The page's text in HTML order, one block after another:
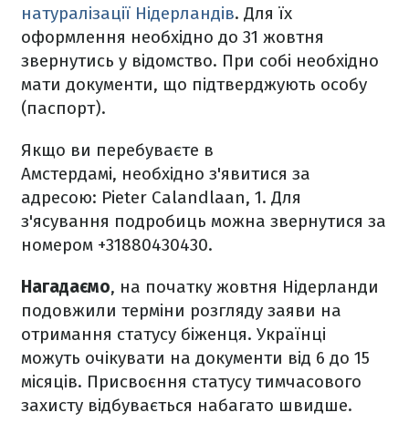
натуралізації Нідерландів. Для їх
оформлення необхідно до 31 жовтня
звернутись у відомство. При собі необхідно
мати документи, що підтверджують особу
(паспорт).
Якщо ви перебуваєте в
Амстердамі, необхідно з'явитися за
адресою: Pieter Calandlaan, 1. Для
з'ясування подробиць можна звернутися за
номером +31880430430.
Нагадаємо, на початку жовтня Нідерланди
подовжили терміни розгляду заяви на
отримання статусу біженця. Українці
можуть очікувати на документи від 6 до 15
місяців. Присвоєння статусу тимчасового
захисту відбувається набагато швидше.